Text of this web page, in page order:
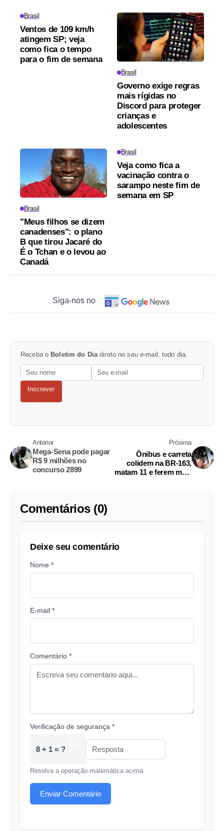
Brasil
Ventos de 109 km/h
atingem SP; veja
como fica o tempo
para o fim de semana
Brasil
Governo exige regras
mais rígidas no
Discord para proteger
crianças e
adolescentes
Brasil
"Meus filhos se dizem
canadenses": o plano
B que tirou Jacaré do
É o Tchan e o levou ao
Canadá
Brasil
Veja como fica a
vacinação contra o
sarampo neste fim de
semana em SP
Siga-nos no
Receba o Boletim do Dia direto no seu e-mail, todo dia.
Inscrever
Anterior
Mega-Sena pode pagar
R$ 9 milhões no
concurso 2899
Próxima
Ônibus e carreta
colidem na BR-163,
matam 11 e ferem mais
Comentários (0)
Deixe seu comentário
Nome *
E-mail *
Comentário *
Verificação de segurança *
8 + 1 = ?
Resolva a operação matemática acima
Enviar Comentário